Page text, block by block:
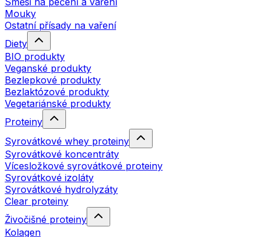
Mouky
Ostatní přísady na vaření
Diety
BIO produkty
Veganské produkty
Bezlepkové produkty
Bezlaktózové produkty
Vegetariánské produkty
Proteiny
Syrovátkové whey proteiny
Syrovátkové koncentráty
Vícesložkové syrovátkové proteiny
Syrovátkové izoláty
Syrovátkové hydrolyzáty
Clear proteiny
Živočišné proteiny
Kolagen